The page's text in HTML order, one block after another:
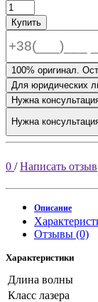
Купить
100% оригинал.
Для юридических
Нужна
0 /Написать отзыв
Описание
Отзывы (0)
Характеристики
Длина волны
Класс лазера